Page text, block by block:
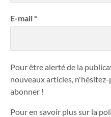
E-mail*
Pour être alerté de la
nouveaux articles, n'hésitez-
abonner !
Pour en savoir plus sur la